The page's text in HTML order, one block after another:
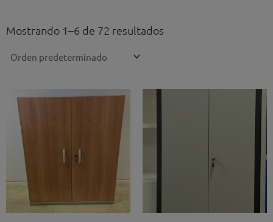
Mostrando 1–6 de 72 resultados
El
250,00 €.
El
160,00 €.